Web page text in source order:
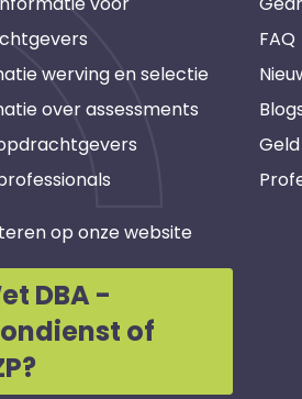
werving en selectie
over assessments
op onze website
DBA -
of
FAQ